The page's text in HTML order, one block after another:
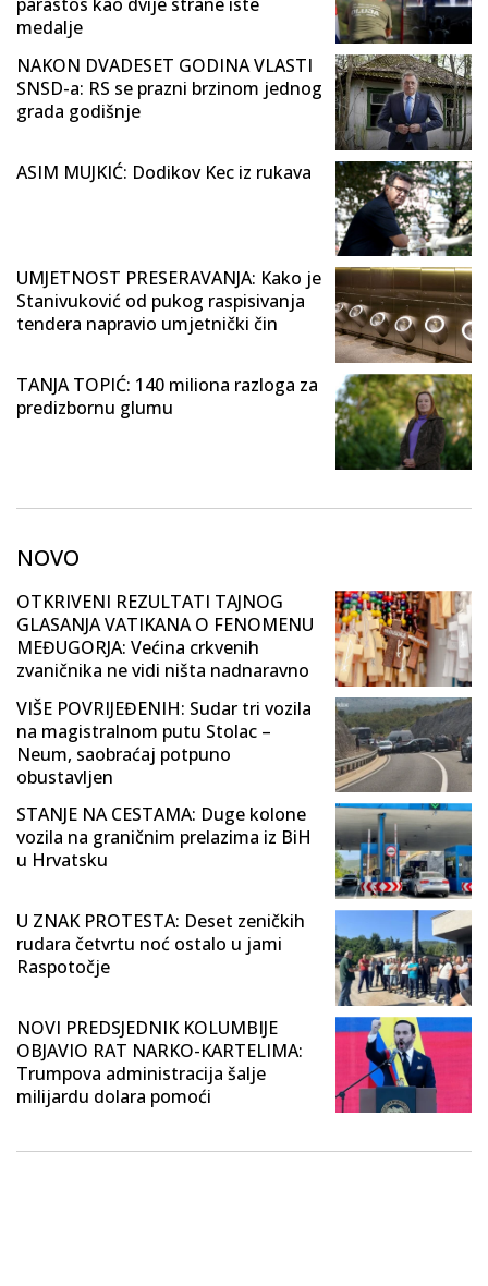
medalje
NAKON DVADESET GODINA VLASTI
SNSD-a: RS se prazni brzinom jednog
grada godišnje
ASIM MUJKIĆ: Dodikov Kec iz rukava
UMJETNOST PRESERAVANJA: Kako je
Stanivuković od pukog raspisivanja
tendera napravio umjetnički čin
TANJA TOPIĆ: 140 miliona razloga za
predizbornu glumu
NOVO
OTKRIVENI REZULTATI TAJNOG
GLASANJA VATIKANA O FENOMENU
MEĐUGORJA: Većina crkvenih
zvaničnika ne vidi ništa nadnaravno
VIŠE POVRIJEĐENIH: Sudar tri vozila
na magistralnom putu Stolac –
Neum, saobraćaj potpuno
obustavljen
STANJE NA CESTAMA: Duge kolone
vozila na graničnim prelazima iz BiH
u Hrvatsku
U ZNAK PROTESTA: Deset zeničkih
rudara četvrtu noć ostalo u jami
Raspotočje
NOVI PREDSJEDNIK KOLUMBIJE
OBJAVIO RAT NARKO-KARTELIMA:
Trumpova administracija šalje
milijardu dolara pomoći